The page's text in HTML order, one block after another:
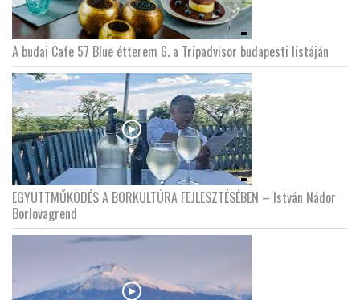
A budai Cafe 57 Blue étterem 6. a Tripadvisor budapesti listáján
EGYÜTTMŰKÖDÉS A BORKULTÚRA FEJLESZTÉSÉBEN – István Nádor
Borlovagrend